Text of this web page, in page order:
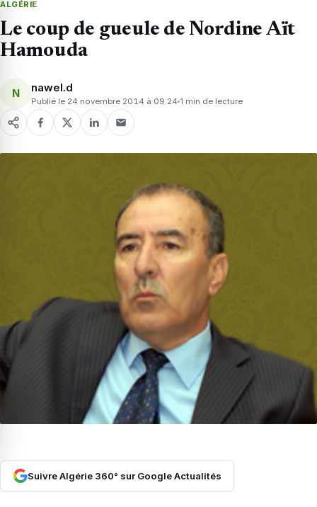
ALGÉRIE
Le coup de gueule de Nordine Aït
Hamouda
N nawel.d
Publié le 24 novembre 2014 à 09:24 1 min de lecture
Suivre Algérie 360° sur Google Actualités